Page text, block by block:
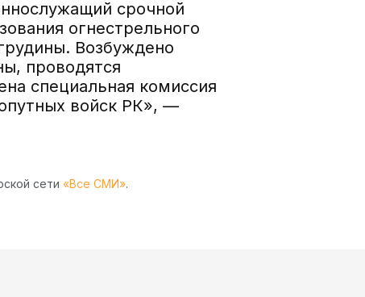
срочной
огнестрельного
Возбуждено
проводятся
специальная комиссия
войск РК», —
сети «Все СМИ».